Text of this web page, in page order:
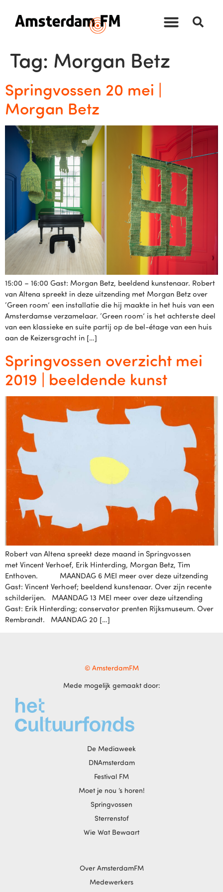
Tag: Morgan Betz
Springvossen 20 mei |
Morgan Betz
15:00 – 16:00 Gast: Morgan Betz, beeldend kunstenaar. Robert
van Altena spreekt in deze uitzending met Morgan Betz over
‘Green room’ een installatie die hij maakte in het huis van een
Amsterdamse verzamelaar. ‘Green room’ is het achterste deel
van een klassieke en suite partij op de bel-étage van een huis
aan de Keizersgracht in […]
Springvossen overzicht mei
2019 | beeldende kunst
Robert van Altena spreekt deze maand in Springvossen
met Vincent Verhoef, Erik Hinterding, Morgan Betz, Tim
Enthoven. MAANDAG 6 MEI meer over deze uitzending
Gast: Vincent Verhoef; beeldend kunstenaar. Over zijn recente
schilderijen. MAANDAG 13 MEI meer over deze uitzending
Gast: Erik Hinterding; conservator prenten Rijksmuseum. Over
Rembrandt. MAANDAG 20 […]
© AmsterdamFM
Mede mogelijk gemaakt door:
De Mediaweek
DNAmsterdam
Festival FM
Moet je nou ‘s horen!
Springvossen
Sterrenstof
Wie Wat Bewaart
Over AmsterdamFM
Medewerkers